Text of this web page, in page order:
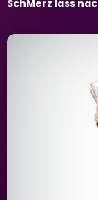
SchMerz lass